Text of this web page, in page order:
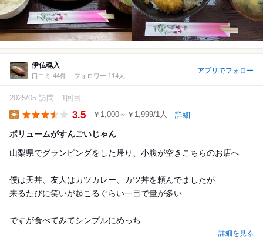
伊仏魂入
口コミ 44件 フォロワー 114人
アプリでフォロー
2025/05 訪問 1回目
3.5 ￥1,000～￥1,999/1人 詳細
ボリュームがすんごいじゃん
山梨県でグランピングをした帰り、小腹が空きこちらのお店へ
僕は天丼、友人はカツカレー、カツ丼を頼んでましたが
来るたびに笑いが起こるぐらい一目で量が多い
ですが食べてみてシンプルにめっち...
詳細を見る